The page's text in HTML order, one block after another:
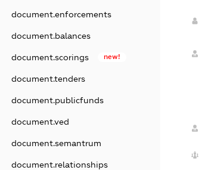
document.enforcements
document.balances
document.scorings new!
document.tenders
document.publicfunds
document.ved
document.semantrum
document.relationships